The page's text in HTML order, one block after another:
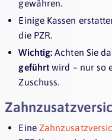
gewähren.
Einige Kassen
die PZR.
Wichtig: Achten Sie
geführt wird – nur so
Zuschuss.
Eine